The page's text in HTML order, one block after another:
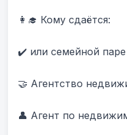
👩‍🎓 Кому сдаётся:
✔️ или семейной паре
🤝 Агентство
👤 Агент по